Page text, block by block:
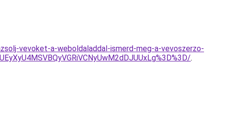
vevoket-a-weboldaladdal-ismerd-meg-a-vevoszerzo-
.